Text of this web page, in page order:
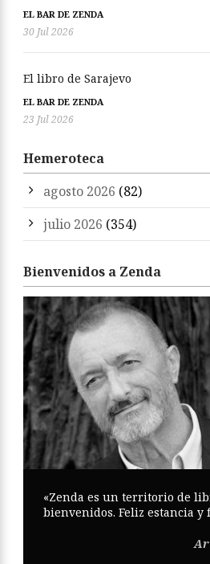
EL BAR DE ZENDA
30 Jul 2026
El libro de Sarajevo
EL BAR DE ZENDA
23 Jul 2026
Hemeroteca
agosto 2026 (82)
julio 2026 (354)
Bienvenidos a Zenda
«Zenda es un territorio de
bienvenidos. Feliz estancia y